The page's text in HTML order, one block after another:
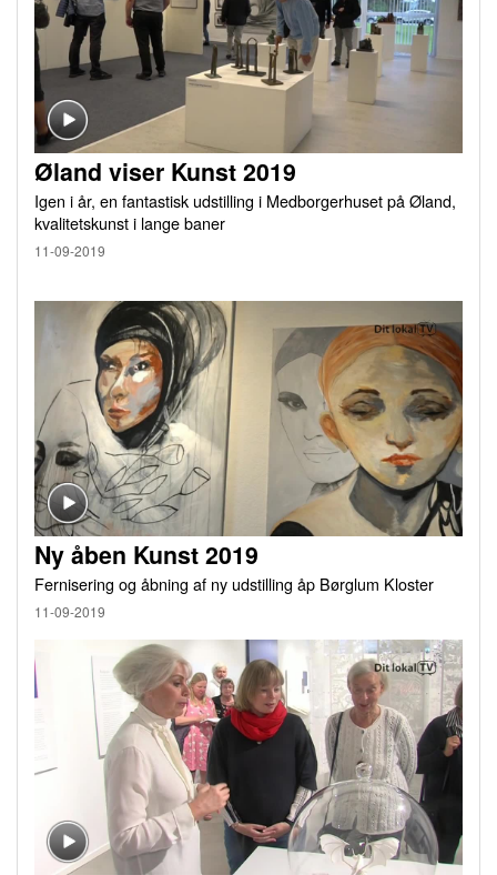
Øland viser Kunst 2019
Igen i år, en fantastisk udstilling i Medborgerhuset på Øland,
kvalitetskunst i lange baner
11-09-2019
Ny åben Kunst 2019
Fernisering og åbning af ny udstilling åp Børglum Kloster
11-09-2019